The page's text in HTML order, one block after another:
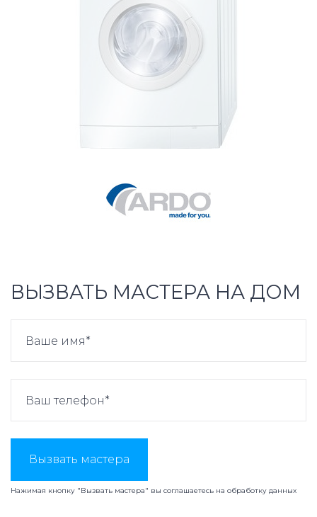
ВЫЗВАТЬ МАСТЕРА НА ДОМ
Вызвать мастера
Нажимая кнопку "Вызвать мастера" вы соглашаетесь на обработку данных